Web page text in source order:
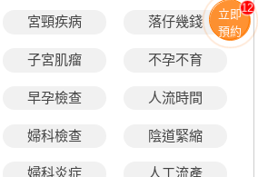
宮頸疾病 落仔幾錢
子宮肌瘤 不孕不育
早孕檢查 人流時間
婦科檢查 陰道緊縮
婦科炎症 人工流產
立即
預約
12